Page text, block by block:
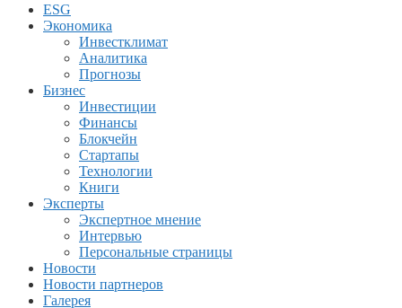
ESG
Экономика
Инвестклимат
Аналитика
Прогнозы
Бизнес
Инвестиции
Финансы
Блокчейн
Стартапы
Технологии
Книги
Эксперты
Экспертное мнение
Интервью
Персональные страницы
Новости
Новости партнеров
Галерея